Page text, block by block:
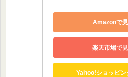
Amazonで
楽天市場で
Yahoo!ショッピン